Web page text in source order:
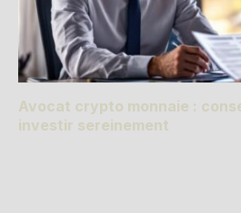
Avocat crypto monnaie :
investir sereinement